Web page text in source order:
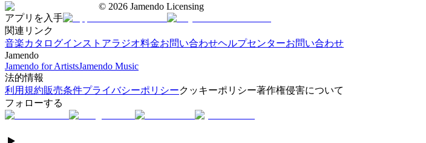
© 2026 Jamendo Licensing
アプリを入手
関連リンク
音楽カタログインストアラジオ料金お問い合わせヘルプセンターお問い合わせ
Jamendo
Jamendo for ArtistsJamendo Music
法的情報
利用規約販売条件プライバシーポリシークッキーポリシー著作権侵害について
フォローする